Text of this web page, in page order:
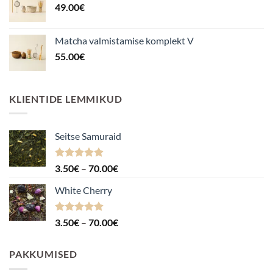
49.00€
Matcha valmistamise komplekt V
55.00€
KLIENTIDE LEMMIKUD
Seitse Samuraid
Hinnanguga
3.50€ – 70.00€Hinnavahemik:
White Cherry
Hinnanguga
3.50€ – 70.00€Hinnavahemik:
PAKKUMISED